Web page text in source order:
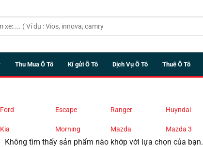
Thu Mua Ô Tô Kí gửi Ô Tô Dịch Vụ Ô Tô Thuê Ô Tô
Ford Escape Ranger Huyndai
Kia Morning Mazda Mazda 3
Không tìm thấy sản phẩm nào khớp với lựa chọn của bạn.